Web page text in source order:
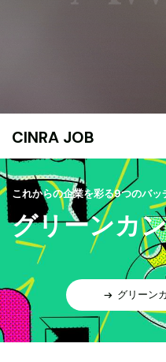
CINRA JOB
これからの企業を彩る9つのバッ
グリーンカ
グリーン